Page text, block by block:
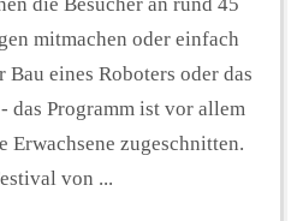
die Besucher an rund 45
mitmachen oder einfach
Bau eines Roboters oder das
das Programm ist vor allem
Erwachsene zugeschnitten.
von ...